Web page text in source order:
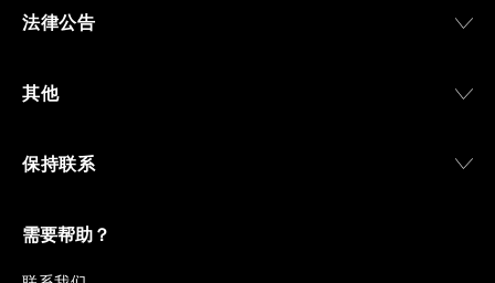
法律公告
其他
保持联系
需要帮助？